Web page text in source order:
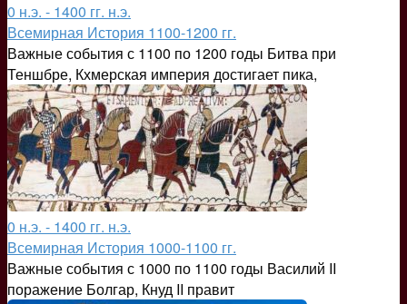
0 н.э. - 1400 гг. н.э.
Всемирная История 1100-1200 гг.
Важные события с 1100 по 1200 годы Битва при
Теншбре, Кхмерская империя достигает пика,
0 н.э. - 1400 гг. н.э.
Всемирная История 1000-1100 гг.
Важные события с 1000 по 1100 годы Василий II
поражение Болгар, Кнуд II правит